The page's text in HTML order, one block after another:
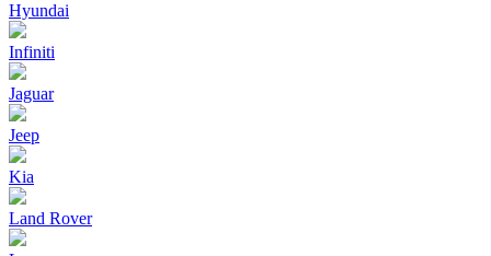
Hyundai
Infiniti
Jaguar
Jeep
Kia
Land Rover